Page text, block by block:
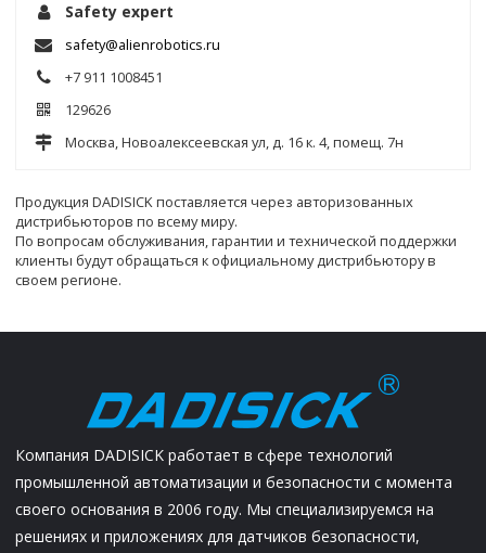
Safety expert
safety@alienrobotics.ru
+7 911 1008451
129626
Москва, Новоалексеевская ул, д. 16 к. 4, помещ. 7н
Продукция DADISICK поставляется через авторизованных
дистрибьюторов по всему миру.
По вопросам обслуживания, гарантии и технической поддержки
клиенты будут обращаться к официальному дистрибьютору в
своем регионе.
Компания DADISICK работает в сфере технологий
промышленной автоматизации и безопасности с момента
своего основания в 2006 году. Мы специализируемся на
решениях и приложениях для датчиков безопасности,